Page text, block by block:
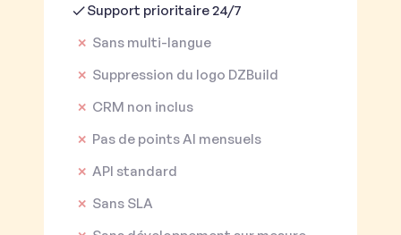
Support prioritaire 24/7
✕ Sans multi-langue
✕ Suppression du logo DZBuild
✕ CRM non inclus
✕ Pas de points AI mensuels
✕ API standard
✕ Sans SLA